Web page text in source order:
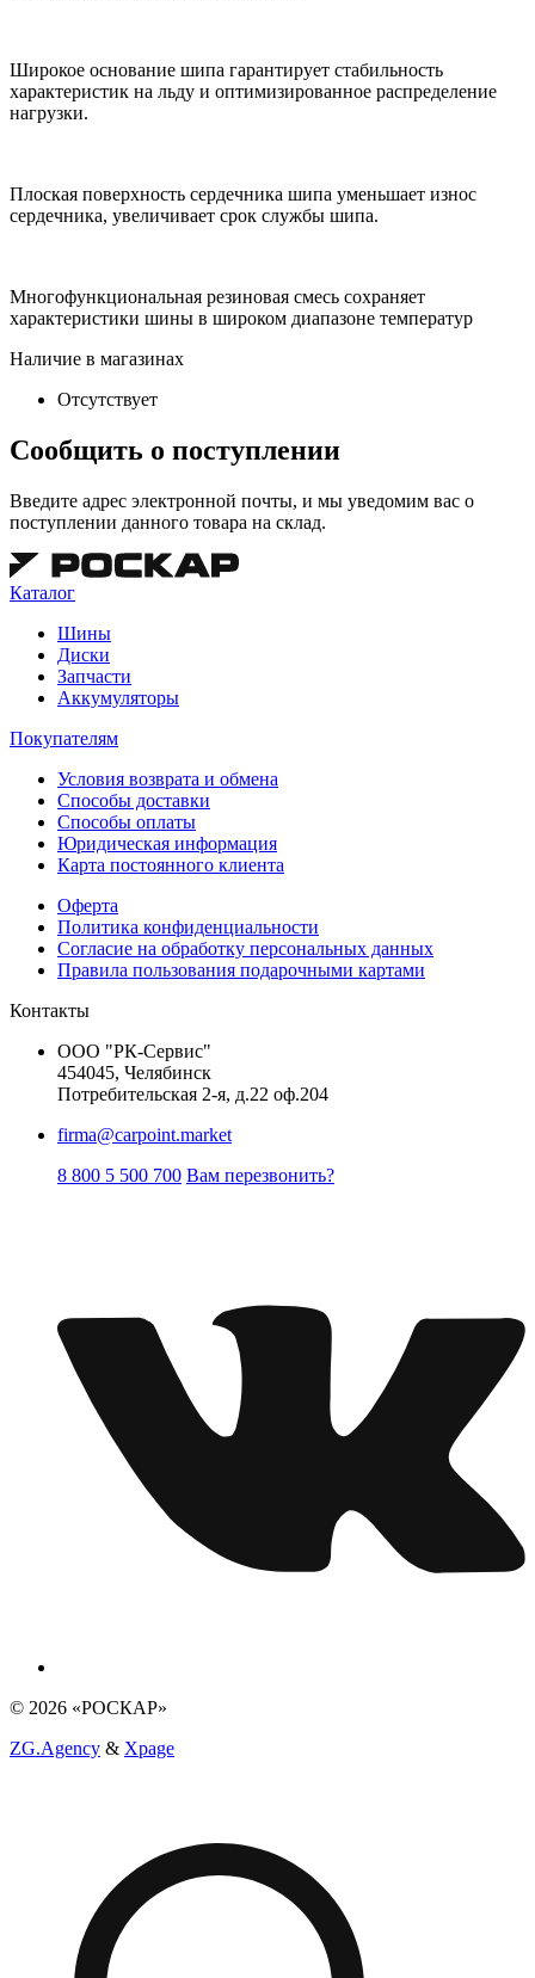
Широкое основание шипа гарантирует стабильность
характеристик на льду и оптимизированное распределение
нагрузки.
Плоская поверхность сердечника шипа уменьшает износ
сердечника, увеличивает срок службы шипа.
Многофункциональная резиновая смесь сохраняет
характеристики шины в широком диапазоне температур
Наличие в магазинах
Отсутствует
Сообщить о поступлении
Введите адрес электронной почты, и мы уведомим вас о
поступлении данного товара на склад.
Каталог
Шины
Диски
Запчасти
Аккумуляторы
Покупателям
Условия возврата и обмена
Способы доставки
Способы оплаты
Юридическая информация
Карта постоянного клиента
Оферта
Политика конфиденциальности
Согласие на обработку персональных данных
Правила пользования подарочными картами
Контакты
ООО "РК-Сервис"
454045, Челябинск
Потребительская 2-я, д.22 оф.204
firma@carpoint.market
8 800 5 500 700 Вам перезвонить?
© 2026 «РОСКАР»
ZG.Agency & Xpage